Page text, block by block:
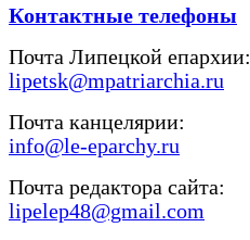
Контактные телефоны
Почта Липецкой епархии:
lipetsk@mpatriarchia.ru
Почта канцелярии:
info@le-eparchy.ru
Почта редактора сайта:
lipelep48@gmail.com